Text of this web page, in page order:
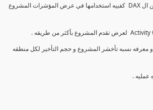
5- شرح معادلات متقدمه من ال DAX كفييه استخدامها في عرض المؤشرات المشروع
7- تحليل Trend Analysis و معرفه نسبه تأخشر المشروع و حجم التأخير لكل منطقه